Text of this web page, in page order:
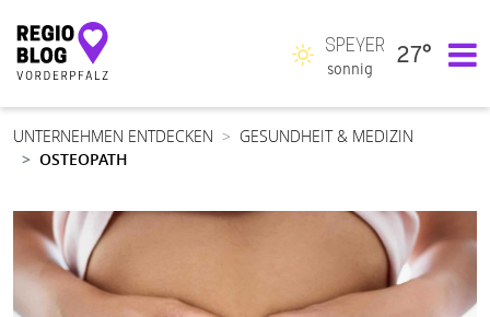
Hauptnavigation
SPEYER
sonnig
27°
UNTERNEHMEN ENTDECKEN
GESUNDHEIT & MEDIZIN
OSTEOPATH